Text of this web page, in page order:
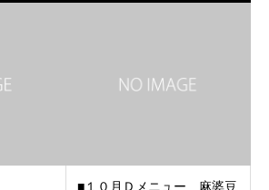
■１０月Ｄメニュー 麻婆豆